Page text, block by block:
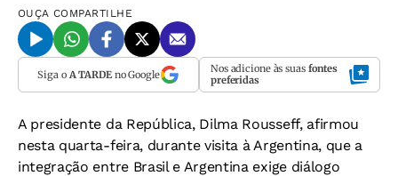
OUÇA COMPARTILHE
Siga o A TARDEno Google Nos adicione às suas fontes
preferidas
A presidente da República, Dilma Rousseff, afirmou
nesta quarta-feira, durante visita à Argentina, que a
integração entre Brasil e Argentina exige diálogo